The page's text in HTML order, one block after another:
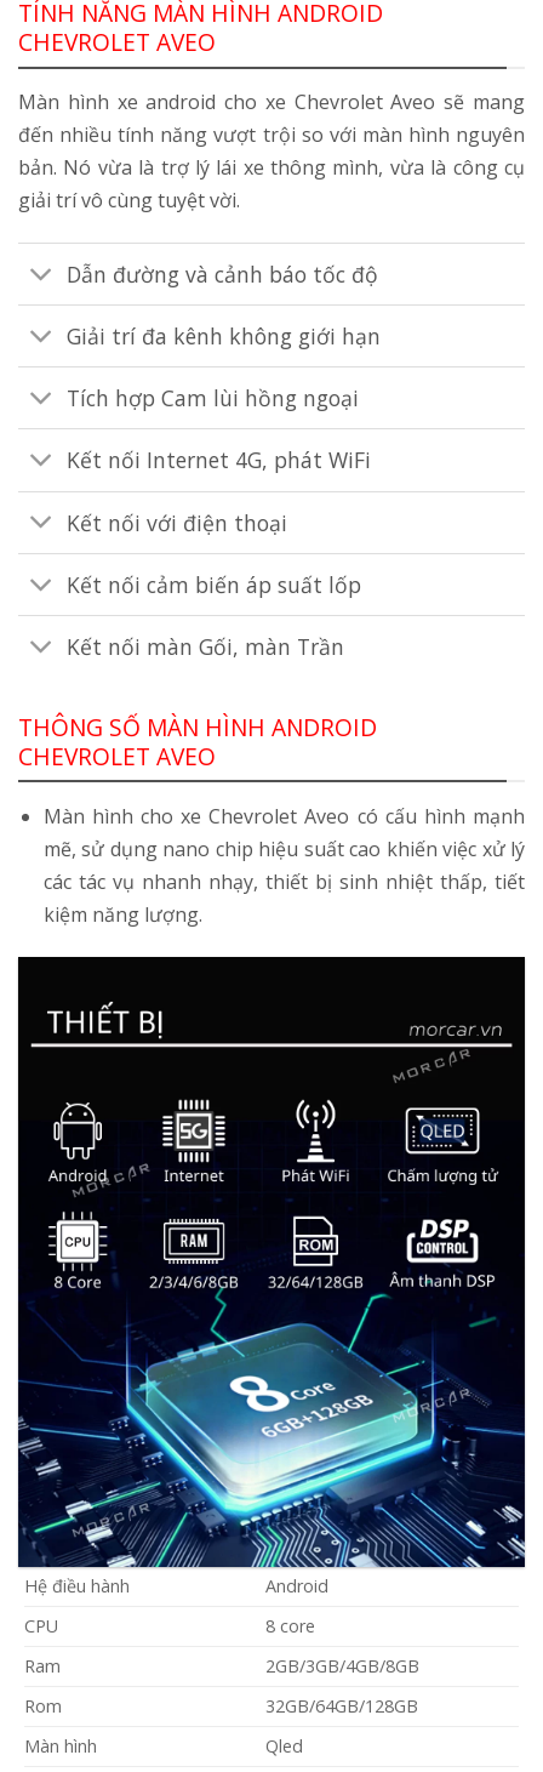
TÍNH NĂNG MÀN HÌNH ANDROID
CHEVROLET AVEO
Màn hình xe android cho xe Chevrolet Aveo sẽ mang
đến nhiều tính năng vượt trội so với màn hình nguyên
bản. Nó vừa là trợ lý lái xe thông mình, vừa là công cụ
giải trí vô cùng tuyệt vời.
Dẫn đường và cảnh báo tốc độ
Giải trí đa kênh không giới hạn
Tích hợp Cam lùi hồng ngoại
Kết nối Internet 4G, phát WiFi
Kết nối với điện thoại
Kết nối cảm biến áp suất lốp
Kết nối màn Gối, màn Trần
THÔNG SỐ MÀN HÌNH ANDROID
CHEVROLET AVEO
Màn hình cho xe Chevrolet Aveo có cấu hình mạnh
mẽ, sử dụng nano chip hiệu suất cao khiến việc xử lý
các tác vụ nhanh nhạy, thiết bị sinh nhiệt thấp, tiết
kiệm năng lượng.
Hệ điều hành
Android
CPU
8 core
Ram
2GB/3GB/4GB/8GB
Rom
32GB/64GB/128GB
Màn hình
Qled